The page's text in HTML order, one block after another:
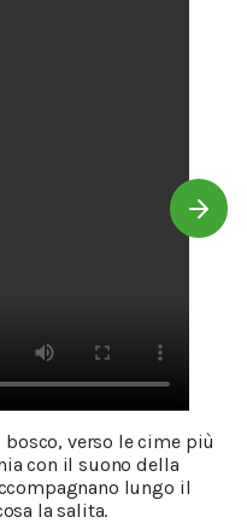
verso le cime più
con il suono della
lungo il
la salita.